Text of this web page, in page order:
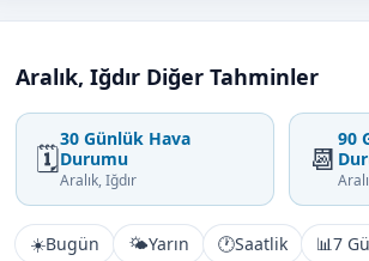
Aralık, Iğdır Diğer Tahminler
🗓️
30 Günlük Hava
Durumu
Aralık, Iğdır
📆
90
☀️Bugün 🌤️Yarın 🕐Saatlik 📊7